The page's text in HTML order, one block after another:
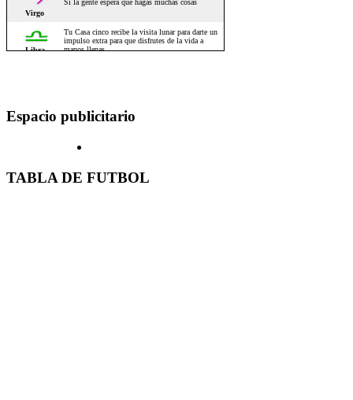
Espacio publicitario
TABLA DE FUTBOL